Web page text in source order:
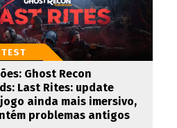
Ghost Recon
Last Rites: update
ainda mais imersivo,
problemas antigos